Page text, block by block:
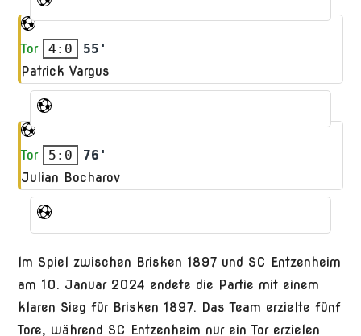
Tor 4:0
55'
Patrick Vargus
Tor 5:0
76'
Julian Bocharov
Im Spiel zwischen Brisken 1897 und SC Entzenheim
am 10. Januar 2024 endete die Partie mit einem
klaren Sieg für Brisken 1897. Das Team erzielte fünf
Tore, während SC Entzenheim nur ein Tor erzielen